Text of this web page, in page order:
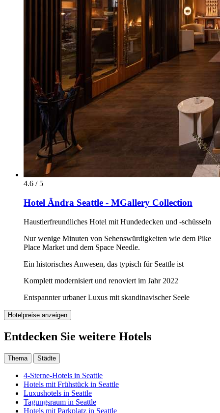
4.6 / 5
Hotel Ändra Seattle - MGallery Collection
Haustierfreundliches Hotel mit Hundedecken und -schüsseln
Nur wenige Minuten von Sehenswürdigkeiten wie dem Pike
Place Market und dem Space Needle.
Ein historisches Anwesen, das typisch für Seattle ist
Komplett modernisiert und renoviert im Jahr 2022
Entspannter urbaner Luxus mit skandinavischer Seele
Hotelpreise anzeigen
Entdecken Sie weitere Hotels
Thema Städte
4-Sterne-Hotels in Seattle
Hotels mit Frühstück in Seattle
Luxushotels in Seattle
Tagungsraum in Seattle
Hotels mit Parkplatz in Seattle